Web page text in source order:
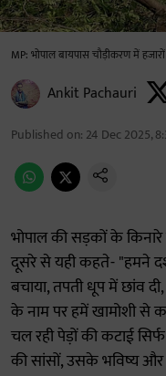
MP: भोपाल बायपास चौड़ीकरण में
Ankit Pachauri
Published on: 24 Dec 2025,
भोपाल की सड़कों के
दूसरे से यही कहते- "हमने
बचाया, तपती धूप में छांव
के नाम पर हमें खामोशी से
चल रही पेड़ों की कटाई
की सांसों, उसके भविष्य और